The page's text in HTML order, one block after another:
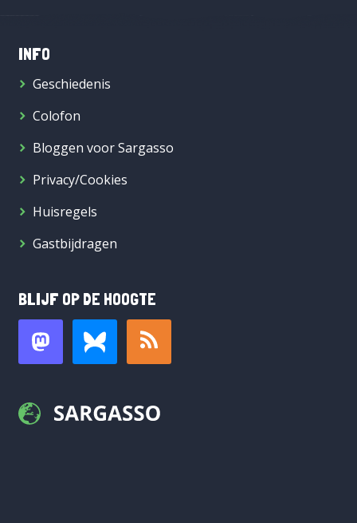
INFO
Geschiedenis
Colofon
Bloggen voor Sargasso
Privacy/Cookies
Huisregels
Gastbijdragen
BLIJF OP DE HOOGTE